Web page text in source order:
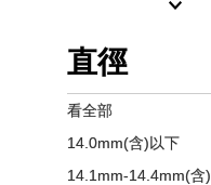
直徑
看全部
14.0mm(含)以下
14.1mm-14.4mm(含)